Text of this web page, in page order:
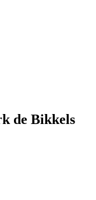
de Bikkels